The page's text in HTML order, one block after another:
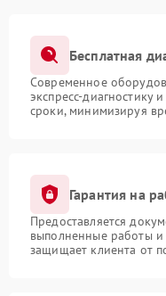
Бесплатная
Современное
экспресс-диагностику
сроки, минимизируя
Гарантия на
Предоставляется
выполненные работы и
защищает клиента от